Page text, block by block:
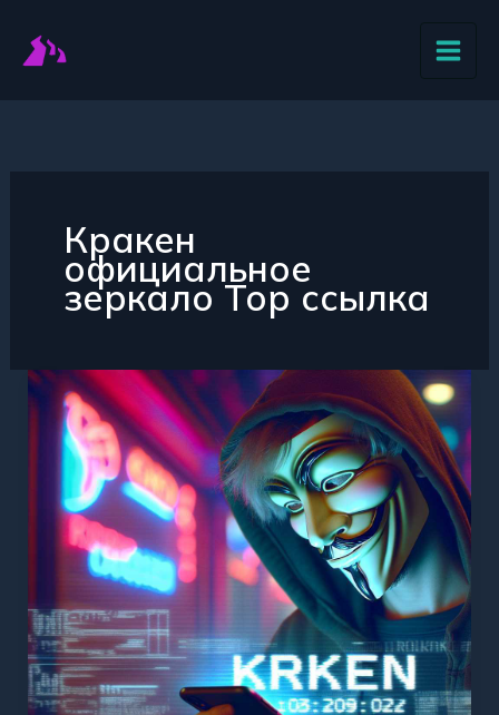
содержимому
Кракен
официальное
зеркало Тор ссылка
Заходи
на
Кракен
через
официальное
зеркало
Тор
безопасно